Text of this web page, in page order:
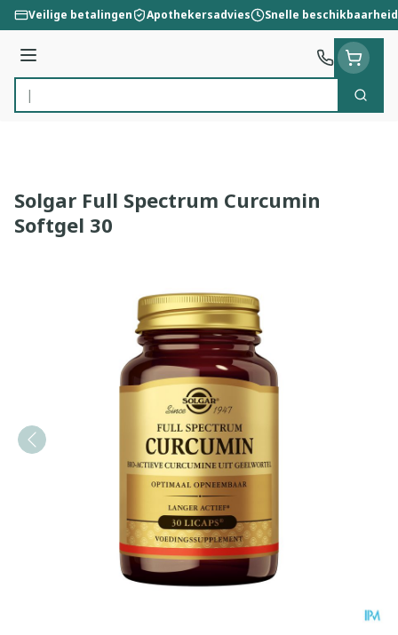
Ga naar de inhoud
Veilige betalingen Apothekersadvies Snelle beschikbaarheid
Menu
Product, merk, categorie...
Zoek
Solgar Full Spectrum Curcumin
Softgel 30